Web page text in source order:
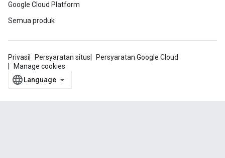
Google Cloud Platform
Semua produk
Privasi Persyaratan situs
Persyaratan Google Cloud
Manage cookies